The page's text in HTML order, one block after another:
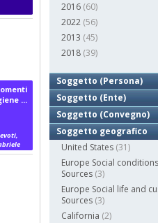
...
2016 (60)
2022 (56)
2013 (45)
2018 (39)
Soggetto (Persona)
Soggetto (Ente)
Soggetto (Convegno)
Soggetto geografico
United States (31)
Europe Social
Sources (3)
Europe Social life and
Sources (3)
California (2)